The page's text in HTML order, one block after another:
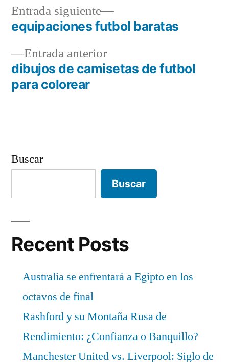
Navegación
de
entradas
Entrada anteriorEntrada
anterior:
dibujos de camisetas de futbol
para colorear
Entrada siguiente
Entrada
siguiente:
equipaciones futbol baratas
Buscar
Buscar
Recent Posts
Australia se enfrentará a Egipto en los
octavos de final
Rashford y su Montaña Rusa de
Rendimiento: ¿Confianza o Banquillo?
Manchester United vs. Liverpool: Siglo de